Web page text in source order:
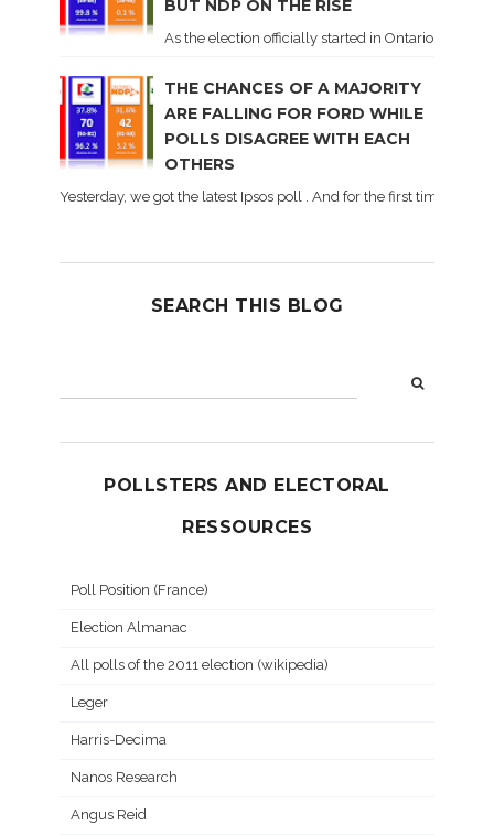
BUT NDP ON THE RISE
As the election officially started in Ontario, some
THE CHANCES OF A MAJORITY
ARE FALLING FOR FORD WHILE
POLLS DISAGREE WITH EACH
OTHERS
Yesterday, we got the latest Ipsos poll . And for the first time
SEARCH THIS BLOG
POLLSTERS AND ELECTORAL
RESSOURCES
Poll Position (France)
Election Almanac
All polls of the 2011 election (wikipedia)
Leger
Harris-Decima
Nanos Research
Angus Reid